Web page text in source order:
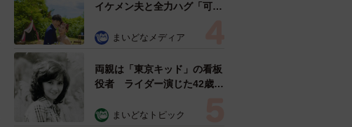
イケメン夫と全力ハグ「可愛
まいどなメディア
両親は「東京キッド」の看板
役者 ライダー演じた42歳元
ングフォト」計画を明言
まいどなトピック